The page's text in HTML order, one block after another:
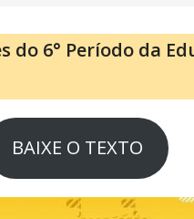
6° Período da
BAIXE O TEXTO